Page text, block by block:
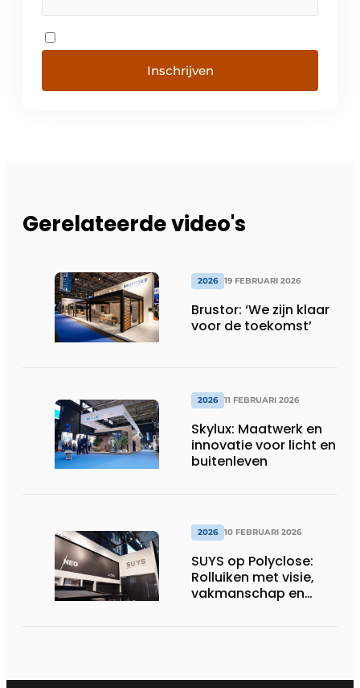
Inschrijven
Gerelateerde video's
2026 19 FEBRUARI 2026
Brustor: ‘We zijn klaar
voor de toekomst’
2026 11 FEBRUARI 2026
Skylux: Maatwerk en
innovatie voor licht en
buitenleven
2026 10 FEBRUARI 2026
SUYS op Polyclose:
Rolluiken met visie,
vakmanschap en